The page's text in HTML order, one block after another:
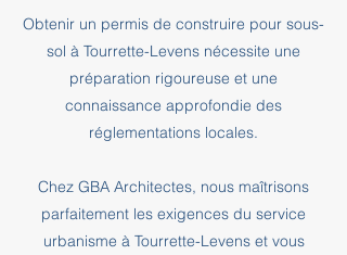
Obtenir un permis de construire pour sous-
sol à Tourrette-Levens nécessite une
préparation rigoureuse et une
connaissance approfondie des
réglementations locales.
Chez GBA Architectes, nous maîtrisons
parfaitement les exigences du service
urbanisme à Tourrette-Levens et vous